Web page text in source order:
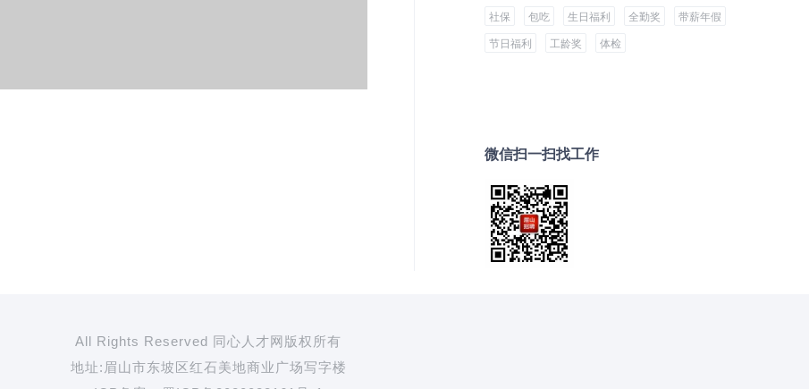
社保 包吃 生日福利 全勤奖 带薪年假
节日福利 工龄奖 体检
微信扫一扫找工作
All Rights Reserved 同心人才网版权所有
地址:眉山市东坡区红石美地商业广场写字楼